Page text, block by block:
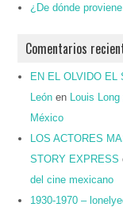
¿De dónde
Comentarios
EN EL OLVIDO EL
León en
Louis
México
LOS ACTORES
STORY EXPRESS
del cine mexicano
1930-1970 –